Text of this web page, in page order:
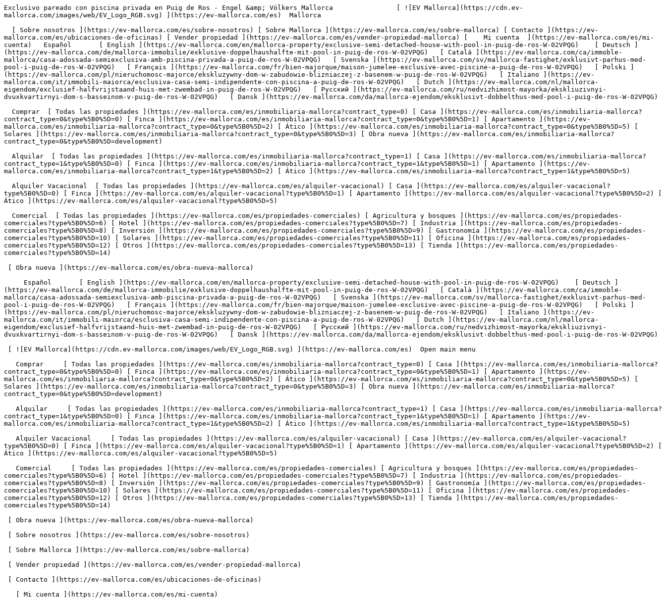
Exclusivo pareado con piscina privada en Puig de Ros - Engel &amp; Völkers Mallorca                [ ![EV Mallorca](https://cdn.ev-mallorca.com/images/web/EV_Logo_RGB.svg) ](https://ev-mallorca.com/es)  Mallorca  

  [ Sobre nosotros ](https://ev-mallorca.com/es/sobre-nosotros) [ Sobre Mallorca ](https://ev-mallorca.com/es/sobre-mallorca) [ Contacto ](https://ev-mallorca.com/es/ubicaciones-de-oficinas) [ Vender propiedad ](https://ev-mallorca.com/es/vender-propiedad-mallorca) [    Mi cuenta  ](https://ev-mallorca.com/es/mi-cuenta)   Español       [ English ](https://ev-mallorca.com/en/mallorca-property/exclusive-semi-detached-house-with-pool-in-puig-de-ros-W-02VPQG)    [ Deutsch ](https://ev-mallorca.com/de/mallorca-immobilie/exklusive-doppelhaushalfte-mit-pool-in-puig-de-ros-W-02VPQG)   [ Català ](https://ev-mallorca.com/ca/immoble-mallorca/casa-adossada-semiexclusiva-amb-piscina-privada-a-puig-de-ros-W-02VPQG)   [ Svenska ](https://ev-mallorca.com/sv/mallorca-fastighet/exklusivt-parhus-med-pool-i-puig-de-ros-W-02VPQG)   [ Français ](https://ev-mallorca.com/fr/bien-majorque/maison-jumelee-exclusive-avec-piscine-a-puig-de-ros-W-02VPQG)   [ Polski ](https://ev-mallorca.com/pl/nieruchomosc-majorce/ekskluzywny-dom-w-zabudowie-blizniaczej-z-basenem-w-puig-de-ros-W-02VPQG)   [ Italiano ](https://ev-mallorca.com/it/immobili-maiorca/esclusiva-casa-semi-indipendente-con-piscina-a-puig-de-ros-W-02VPQG)   [ Dutch ](https://ev-mallorca.com/nl/mallorca-eigendom/exclusief-halfvrijstaand-huis-met-zwembad-in-puig-de-ros-W-02VPQG)   [ Русский ](https://ev-mallorca.com/ru/nedvizhimost-mayorka/ekskliuzivnyi-dvuxkvartirnyi-dom-s-basseinom-v-puig-de-ros-W-02VPQG)   [ Dansk ](https://ev-mallorca.com/da/mallorca-ejendom/eksklusivt-dobbelthus-med-pool-i-puig-de-ros-W-02VPQG)   

  Comprar  [ Todas las propiedades ](https://ev-mallorca.com/es/inmobiliaria-mallorca?contract_type=0) [ Casa ](https://ev-mallorca.com/es/inmobiliaria-mallorca?contract_type=0&type%5B0%5D=0) [ Finca ](https://ev-mallorca.com/es/inmobiliaria-mallorca?contract_type=0&type%5B0%5D=1) [ Apartamento ](https://ev-mallorca.com/es/inmobiliaria-mallorca?contract_type=0&type%5B0%5D=2) [ Ático ](https://ev-mallorca.com/es/inmobiliaria-mallorca?contract_type=0&type%5B0%5D=5) [ Solares ](https://ev-mallorca.com/es/inmobiliaria-mallorca?contract_type=0&type%5B0%5D=3) [ Obra nueva ](https://ev-mallorca.com/es/inmobiliaria-mallorca?contract_type=0&type%5B0%5D=development) 

  Alquilar  [ Todas las propiedades ](https://ev-mallorca.com/es/inmobiliaria-mallorca?contract_type=1) [ Casa ](https://ev-mallorca.com/es/inmobiliaria-mallorca?contract_type=1&type%5B0%5D=0) [ Finca ](https://ev-mallorca.com/es/inmobiliaria-mallorca?contract_type=1&type%5B0%5D=1) [ Apartamento ](https://ev-mallorca.com/es/inmobiliaria-mallorca?contract_type=1&type%5B0%5D=2) [ Ático ](https://ev-mallorca.com/es/inmobiliaria-mallorca?contract_type=1&type%5B0%5D=5) 

  Alquiler Vacacional  [ Todas las propiedades ](https://ev-mallorca.com/es/alquiler-vacacional) [ Casa ](https://ev-mallorca.com/es/alquiler-vacacional?type%5B0%5D=0) [ Finca ](https://ev-mallorca.com/es/alquiler-vacacional?type%5B0%5D=1) [ Apartamento ](https://ev-mallorca.com/es/alquiler-vacacional?type%5B0%5D=2) [ Ático ](https://ev-mallorca.com/es/alquiler-vacacional?type%5B0%5D=5) 

  Comercial  [ Todas las propiedades ](https://ev-mallorca.com/es/propiedades-comerciales) [ Agricultura y bosques ](https://ev-mallorca.com/es/propiedades-comerciales?type%5B0%5D=6) [ Hotel ](https://ev-mallorca.com/es/propiedades-comerciales?type%5B0%5D=7) [ Industria ](https://ev-mallorca.com/es/propiedades-comerciales?type%5B0%5D=8) [ Inversión ](https://ev-mallorca.com/es/propiedades-comerciales?type%5B0%5D=9) [ Gastronomía ](https://ev-mallorca.com/es/propiedades-comerciales?type%5B0%5D=10) [ Solares ](https://ev-mallorca.com/es/propiedades-comerciales?type%5B0%5D=11) [ Oficina ](https://ev-mallorca.com/es/propiedades-comerciales?type%5B0%5D=12) [ Otros ](https://ev-mallorca.com/es/propiedades-comerciales?type%5B0%5D=13) [ Tienda ](https://ev-mallorca.com/es/propiedades-comerciales?type%5B0%5D=14) 

 [ Obra nueva ](https://ev-mallorca.com/es/obra-nueva-mallorca) 

     Español       [ English ](https://ev-mallorca.com/en/mallorca-property/exclusive-semi-detached-house-with-pool-in-puig-de-ros-W-02VPQG)    [ Deutsch ](https://ev-mallorca.com/de/mallorca-immobilie/exklusive-doppelhaushalfte-mit-pool-in-puig-de-ros-W-02VPQG)   [ Català ](https://ev-mallorca.com/ca/immoble-mallorca/casa-adossada-semiexclusiva-amb-piscina-privada-a-puig-de-ros-W-02VPQG)   [ Svenska ](https://ev-mallorca.com/sv/mallorca-fastighet/exklusivt-parhus-med-pool-i-puig-de-ros-W-02VPQG)   [ Français ](https://ev-mallorca.com/fr/bien-majorque/maison-jumelee-exclusive-avec-piscine-a-puig-de-ros-W-02VPQG)   [ Polski ](https://ev-mallorca.com/pl/nieruchomosc-majorce/ekskluzywny-dom-w-zabudowie-blizniaczej-z-basenem-w-puig-de-ros-W-02VPQG)   [ Italiano ](https://ev-mallorca.com/it/immobili-maiorca/esclusiva-casa-semi-indipendente-con-piscina-a-puig-de-ros-W-02VPQG)   [ Dutch ](https://ev-mallorca.com/nl/mallorca-eigendom/exclusief-halfvrijstaand-huis-met-zwembad-in-puig-de-ros-W-02VPQG)   [ Русский ](https://ev-mallorca.com/ru/nedvizhimost-mayorka/ekskliuzivnyi-dvuxkvartirnyi-dom-s-basseinom-v-puig-de-ros-W-02VPQG)   [ Dansk ](https://ev-mallorca.com/da/mallorca-ejendom/eksklusivt-dobbelthus-med-pool-i-puig-de-ros-W-02VPQG)   

 [ ![EV Mallorca](https://cdn.ev-mallorca.com/images/web/EV_Logo_RGB.svg) ](https://ev-mallorca.com/es)  Open main menu    

   Comprar     [ Todas las propiedades ](https://ev-mallorca.com/es/inmobiliaria-mallorca?contract_type=0) [ Casa ](https://ev-mallorca.com/es/inmobiliaria-mallorca?contract_type=0&type%5B0%5D=0) [ Finca ](https://ev-mallorca.com/es/inmobiliaria-mallorca?contract_type=0&type%5B0%5D=1) [ Apartamento ](https://ev-mallorca.com/es/inmobiliaria-mallorca?contract_type=0&type%5B0%5D=2) [ Ático ](https://ev-mallorca.com/es/inmobiliaria-mallorca?contract_type=0&type%5B0%5D=5) [ Solares ](https://ev-mallorca.com/es/inmobiliaria-mallorca?contract_type=0&type%5B0%5D=3) [ Obra nueva ](https://ev-mallorca.com/es/inmobiliaria-mallorca?contract_type=0&type%5B0%5D=development) 

   Alquilar     [ Todas las propiedades ](https://ev-mallorca.com/es/inmobiliaria-mallorca?contract_type=1) [ Casa ](https://ev-mallorca.com/es/inmobiliaria-mallorca?contract_type=1&type%5B0%5D=0) [ Finca ](https://ev-mallorca.com/es/inmobiliaria-mallorca?contract_type=1&type%5B0%5D=1) [ Apartamento ](https://ev-mallorca.com/es/inmobiliaria-mallorca?contract_type=1&type%5B0%5D=2) [ Ático ](https://ev-mallorca.com/es/inmobiliaria-mallorca?contract_type=1&type%5B0%5D=5) 

   Alquiler Vacacional     [ Todas las propiedades ](https://ev-mallorca.com/es/alquiler-vacacional) [ Casa ](https://ev-mallorca.com/es/alquiler-vacacional?type%5B0%5D=0) [ Finca ](https://ev-mallorca.com/es/alquiler-vacacional?type%5B0%5D=1) [ Apartamento ](https://ev-mallorca.com/es/alquiler-vacacional?type%5B0%5D=2) [ Ático ](https://ev-mallorca.com/es/alquiler-vacacional?type%5B0%5D=5) 

   Comercial     [ Todas las propiedades ](https://ev-mallorca.com/es/propiedades-comerciales) [ Agricultura y bosques ](https://ev-mallorca.com/es/propiedades-comerciales?type%5B0%5D=6) [ Hotel ](https://ev-mallorca.com/es/propiedades-comerciales?type%5B0%5D=7) [ Industria ](https://ev-mallorca.com/es/propiedades-comerciales?type%5B0%5D=8) [ Inversión ](https://ev-mallorca.com/es/propiedades-comerciales?type%5B0%5D=9) [ Gastronomía ](https://ev-mallorca.com/es/propiedades-comerciales?type%5B0%5D=10) [ Solares ](https://ev-mallorca.com/es/propiedades-comerciales?type%5B0%5D=11) [ Oficina ](https://ev-mallorca.com/es/propiedades-comerciales?type%5B0%5D=12) [ Otros ](https://ev-mallorca.com/es/propiedades-comerciales?type%5B0%5D=13) [ Tienda ](https://ev-mallorca.com/es/propiedades-comerciales?type%5B0%5D=14) 

 [ Obra nueva ](https://ev-mallorca.com/es/obra-nueva-mallorca) 

 [ Sobre nosotros ](https://ev-mallorca.com/es/sobre-nosotros) 

 [ Sobre Mallorca ](https://ev-mallorca.com/es/sobre-mallorca) 

 [ Vender propiedad ](https://ev-mallorca.com/es/vender-propiedad-mallorca) 

 [ Contacto ](https://ev-mallorca.com/es/ubicaciones-de-oficinas) 

   [ Mi cuenta ](https://ev-mallorca.com/es/mi-cuenta) 

 [   Call Us on +34 971 01 63 55   ](tel:+34971016355) 

             ![Exclusivo pareado con piscina privada en Puig de Ros-1](https://cdn.ev-mallorca.com/images/properties/050263d5-8e24-4157-a043-8b41a092bc30/3c0dddec-11fd-4707-9620-3ebf5edd35d8.jpg?crop=true&crop_gravity=northwest&format=webp&quality=80)  

         ![Exclusivo pareado con piscina privada en Puig de Ros-2](https://cdn.ev-mallorca.com/images/properties/050263d5-8e24-4157-a043-8b41a092bc30/9d6863d0-05c7-4b30-b98a-e434869c49b7.jpg?crop=true&crop_gravity=northwest&format=webp&quality=80)  

         ![Exclusivo pareado con piscina privada en Puig de Ros-3](https://cdn.ev-mallorca.com/images/properties/050263d5-8e24-4157-a043-8b41a092bc30/cc907495-e4dc-4530-9e06-b63c345f5989.jpg?crop=true&crop_gravity=northwest&format=webp&quality=80)  

         ![Exclusivo pareado con piscina privada en Puig de Ros-4](https://cdn.ev-mallorca.com/images/properties/050263d5-8e24-4157-a043-8b41a092bc30/7b9cf494-7791-45ca-a94c-bd03b387ba32.jpg?crop=true&crop_gravity=northwest&format=webp&quality=80)  

         ![Exclusivo pareado con piscina privada en Puig de Ros-5](https://cdn.ev-mallorca.com/images/properties/050263d5-8e24-4157-a043-8b41a092bc30/91d9a8d2-2c51-438d-8e25-1b813791c789.jpg?crop=true&crop_gravity=northwest&format=webp&quality=80)  

         ![Exclusivo pareado con piscina privada en Puig de Ros-6](https://cdn.ev-mallorca.com/images/properties/050263d5-8e24-4157-a043-8b41a092bc30/d2624519-8b7c-4faf-a8b6-3cb839eb2f5c.jpg?crop=true&crop_gravity=northwest&format=webp&quality=80)  

         ![Exclusivo pareado con piscina privada en Puig de Ros-7](https://cdn.ev-mallorca.co